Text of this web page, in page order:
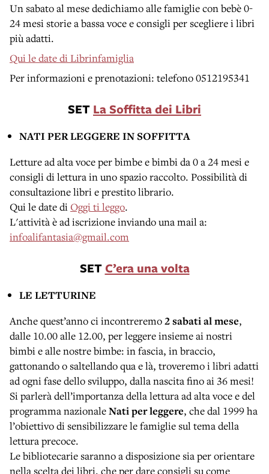
Un sabato al mese dedichiamo alle famiglie con bebè 0-
24 mesi storie a bassa voce e consigli per scegliere i libri
più adatti.
Qui le date di Librinfamiglia
Per informazioni e prenotazioni: telefono 0512195341
SET La Soffitta dei Libri
NATI PER LEGGERE IN SOFFITTA
Letture ad alta voce per bimbe e bimbi da 0 a 24 mesi e
consigli di lettura in uno spazio raccolto. Possibilità di
consultazione libri e prestito librario.
Qui le date diOggi ti leggo.
L'attività è ad iscrizione inviando una mail a:
infoalifantasia@gmail.com
SETC’era una volta
LE LETTURINE
Anche quest’anno ci incontreremo2 sabati al mese,
dalle 10.00 alle 12.00, per leggere insieme ai nostri
bimbi e alle nostre bimbe: in fascia, in braccio,
gattonando o saltellando qua e là, troveremo i libri adatti
ad ogni fase dello sviluppo, dalla nascita fino ai 36 mesi!
Si parlerà dell’importanza della lettura ad alta voce e del
programma nazionaleNati per leggere, che dal 1999 ha
l’obiettivo di sensibilizzare le famiglie sul tema della
lettura precoce.
Le bibliotecarie saranno a disposizione sia per orientare
nella scelta dei libri, che per dare consigli su come